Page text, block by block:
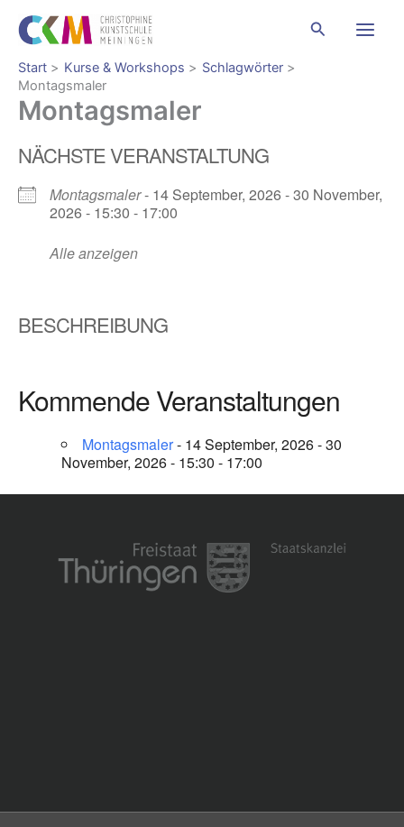
Inhalt
Suchen
Start Kurse & Workshops
Schlagwörter
Montagsmaler
Montagsmaler
NÄCHSTE VERANSTALTUNG
Montagsmaler- 14 September, 2026 - 30 November,
2026 - 15:30 - 17:00
Alle anzeigen
BESCHREIBUNG
Kommende Veranstaltungen
Montagsmaler- 14 September, 2026 - 30
November, 2026 - 15:30 - 17:00